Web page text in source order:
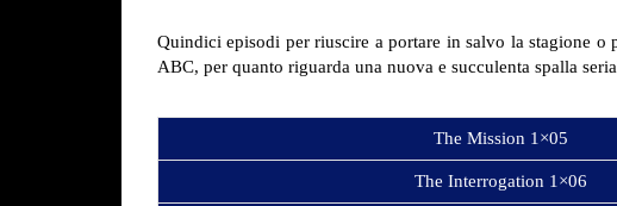
Quindici episodi per riuscire a portare in salvo la stagione o
ABC, per quanto riguarda una nuova e succulenta spalla
The Mission 1×05
The Interrogation 1×06